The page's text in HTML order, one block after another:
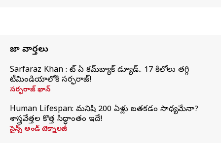
తాజా వార్తలు
Sarfaraz Khan : వాట్‌ ఏ కమ్‌బ్యాక్‌ డ్యూడ్‌.. 17 కిలోలు తగ్గి
టీమిండియాలోకి సర్ఫరాజ్‌!
సర్ఫరాజ్ ఖాన్
Human Lifespan: మనిషి 200 ఏళ్లు బతకడం సాధ్యమేనా?
శాస్త్రవేత్తల కొత్త సిద్ధాంతం ఇదే!
సైన్స్ అండ్ టెక్నాలజీ